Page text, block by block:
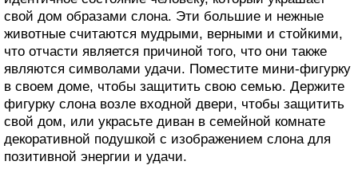
свой дом образами слона. Эти большие и нежные
животные считаются мудрыми, верными и стойкими,
что отчасти является причиной того, что они также
являются символами удачи. Поместите мини-фигурку
в своем доме, чтобы защитить свою семью. Держите
фигурку слона возле входной двери, чтобы защитить
свой дом, или украсьте диван в семейной комнате
декоративной подушкой с изображением слона для
позитивной энергии и удачи.